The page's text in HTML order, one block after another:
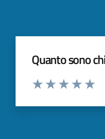
Quanto sono
Valuta da 1 a 5 stelle la